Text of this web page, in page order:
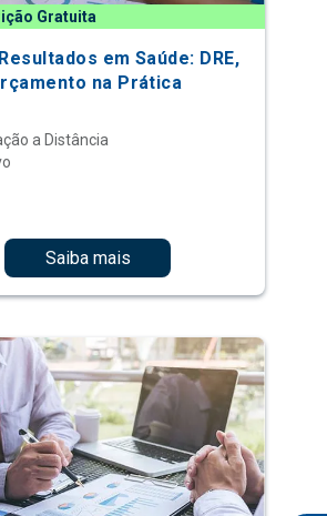
Gratuita
em Saúde: DRE,
na Prática
a Distância
Saiba mais